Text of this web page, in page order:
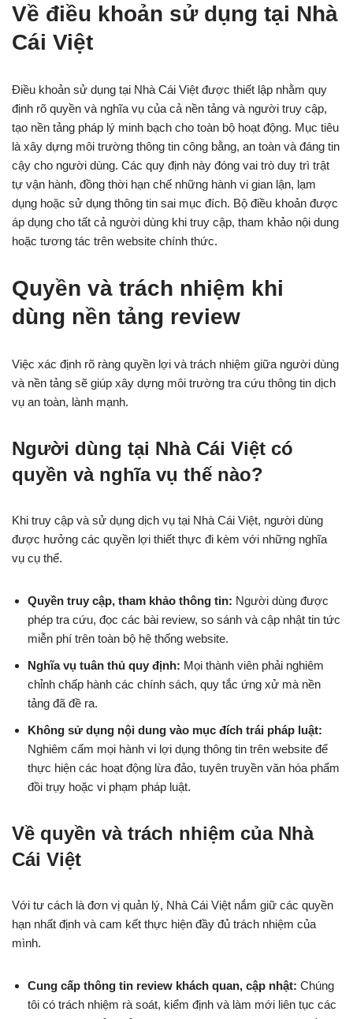
Về điều khoản sử dụng tại Nhà
Cái Việt
Điều khoản sử dụng tại Nhà Cái Việt được thiết lập nhằm quy
định rõ quyền và nghĩa vụ của cả nền tảng và người truy cập,
tạo nền tảng pháp lý minh bạch cho toàn bộ hoạt động. Mục tiêu
là xây dựng môi trường thông tin công bằng, an toàn và đáng tin
cậy cho người dùng. Các quy định này đóng vai trò duy trì trật
tự vận hành, đồng thời hạn chế những hành vi gian lận, lạm
dụng hoặc sử dụng thông tin sai mục đích. Bộ điều khoản được
áp dụng cho tất cả người dùng khi truy cập, tham khảo nội dung
hoặc tương tác trên website chính thức.
Quyền và trách nhiệm khi
dùng nền tảng review
Việc xác định rõ ràng quyền lợi và trách nhiệm giữa người dùng
và nền tảng sẽ giúp xây dựng môi trường tra cứu thông tin dịch
vụ an toàn, lành mạnh.
Người dùng tại Nhà Cái Việt có
quyền và nghĩa vụ thế nào?
Khi truy cập và sử dụng dịch vụ tại Nhà Cái Việt, người dùng
được hưởng các quyền lợi thiết thực đi kèm với những nghĩa
vụ cụ thể.
Quyền truy cập, tham khảo thông tin: Người dùng được
phép tra cứu, đọc các bài review, so sánh và cập nhật tin tức
miễn phí trên toàn bộ hệ thống website.
Nghĩa vụ tuân thủ quy định: Mọi thành viên phải nghiêm
chỉnh chấp hành các chính sách, quy tắc ứng xử mà nền
tảng đã đề ra.
Không sử dụng nội dung vào mục đích trái pháp luật:
Nghiêm cấm mọi hành vi lợi dụng thông tin trên website để
thực hiện các hoạt động lừa đảo, tuyên truyền văn hóa phẩm
đồi trụy hoặc vi phạm pháp luật.
Về quyền và trách nhiệm của Nhà
Cái Việt
Với tư cách là đơn vị quản lý, Nhà Cái Việt nắm giữ các quyền
hạn nhất định và cam kết thực hiện đầy đủ trách nhiệm của
mình.
Cung cấp thông tin review khách quan, cập nhật: Chúng
tôi có trách nhiệm rà soát, kiểm định và làm mới liên tục các